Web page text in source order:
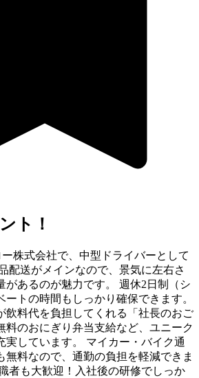
ト！
株式会社で、中型ドライバーとして
配送がメインなので、景気に左右さ
があるのが魅力です。 週休2日制（シ
ートの時間もしっかり確保できます。
飲料代を負担してくれる「社長のおご
料のおにぎり弁当支給など、ユニーク
実しています。 マイカー・バイク通
無料なので、通勤の負担を軽減できま
者も大歓迎！入社後の研修でしっか